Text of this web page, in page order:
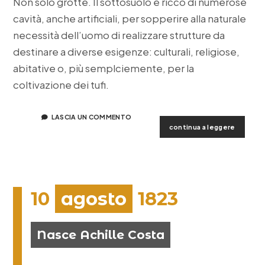
cavità, anche artificiali, per sopperire alla naturale
necessità dell’uomo di realizzare strutture da
destinare a diverse esigenze: culturali, religiose,
abitative o, più semplciemente, per la
coltivazione dei tufi.
continua a leggere
cave
LASCIA UN COMMENTO
10 agosto 1823
Nasce Achille Costa